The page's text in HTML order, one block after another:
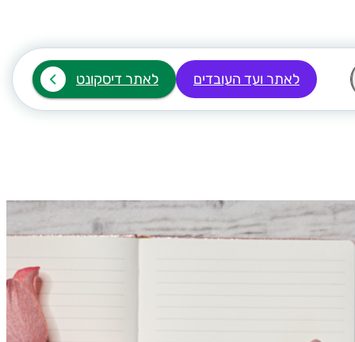
לאתר ועד העובדים לאתר דיסקונט